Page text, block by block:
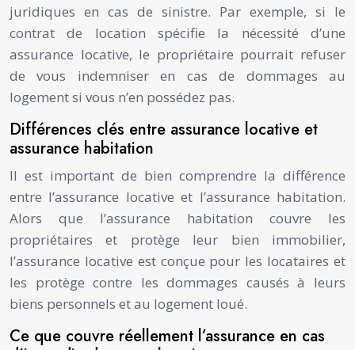
juridiques en cas de sinistre. Par exemple, si le
contrat de location spécifie la nécessité d’une
assurance locative, le propriétaire pourrait refuser
de vous indemniser en cas de dommages au
logement si vous n’en possédez pas.
Différences clés entre assurance locative et
assurance habitation
Il est important de bien comprendre la différence
entre l’assurance locative et l’assurance habitation.
Alors que l’assurance habitation couvre les
propriétaires et protège leur bien immobilier,
l’assurance locative est conçue pour les locataires et
les protège contre les dommages causés à leurs
biens personnels et au logement loué.
Ce que couvre réellement l’assurance en cas